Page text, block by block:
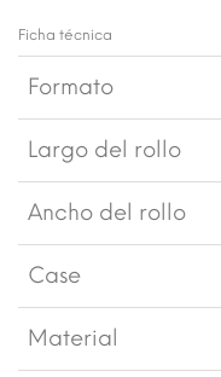
Ficha técnica
Formato
Largo del rollo
Ancho del rollo
Case
Material